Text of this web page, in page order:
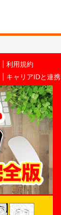
利用規約
キャリアIDと連携